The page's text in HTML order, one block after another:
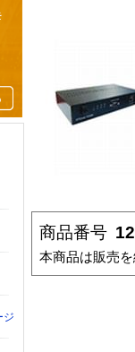
商品番号
本商品は販売
ジ